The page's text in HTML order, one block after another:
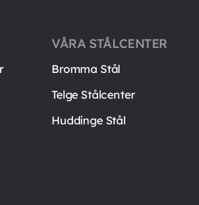
VÅRA STÅLCENTER
Bromma Stål
Telge Stålcenter
Huddinge Stål